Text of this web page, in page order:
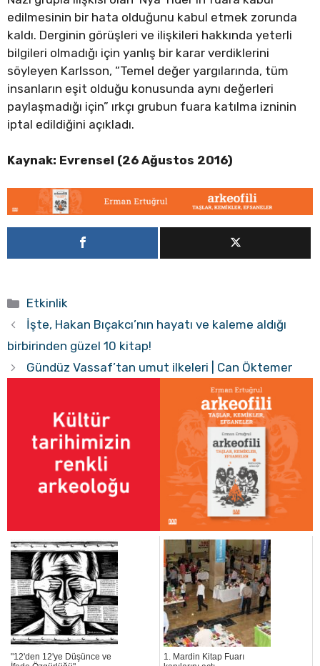
edilmesinin bir hata olduğunu kabul etmek zorunda
kaldı. Derginin görüşleri ve ilişkileri hakkında yeterli
bilgileri olmadığı için yanlış bir karar verdiklerini
söyleyen Karlsson, “Temel değer yargılarında, tüm
insanların eşit olduğu konusunda aynı değerleri
paylaşmadığı için” ırkçı grubun fuara katılma izninin
iptal edildiğini açıkladı.
Kaynak: Evrensel (26 Ağustos 2016)
Kategoriler
Etkinlik
İşte, Hakan Bıçakcı’nın hayatı ve kaleme aldığı
birbirinden güzel 10 kitap!
Gündüz Vassaf’tan umut ilkeleri | Can Öktemer
"12'den 12'ye Düşünce ve
1. Mardin Kitap Fuarı